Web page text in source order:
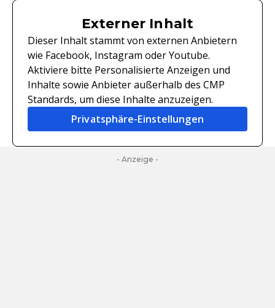
Externer Inhalt
Dieser Inhalt stammt von externen Anbietern
wie Facebook, Instagram oder Youtube.
Aktiviere bitte Personalisierte Anzeigen und
Inhalte sowie Anbieter außerhalb des CMP
Standards, um diese Inhalte anzuzeigen.
Privatsphäre-Einstellungen
- Anzeige -